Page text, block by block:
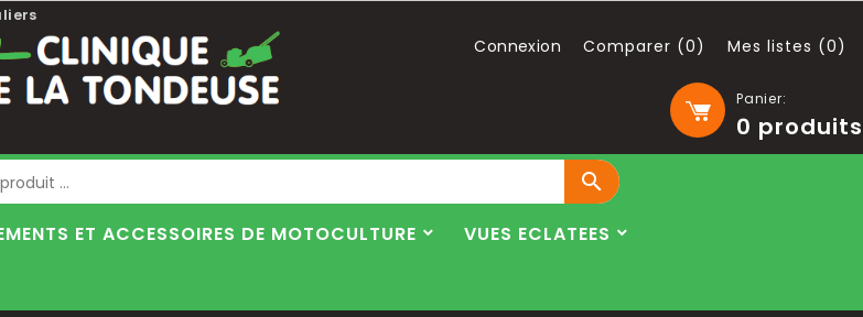
Panier:
0 produits
Connexion Comparer (0) Mes listes (0)
Blog

ET ACCESSOIRES DE MOTOCULTURE
VUES ECLATEES